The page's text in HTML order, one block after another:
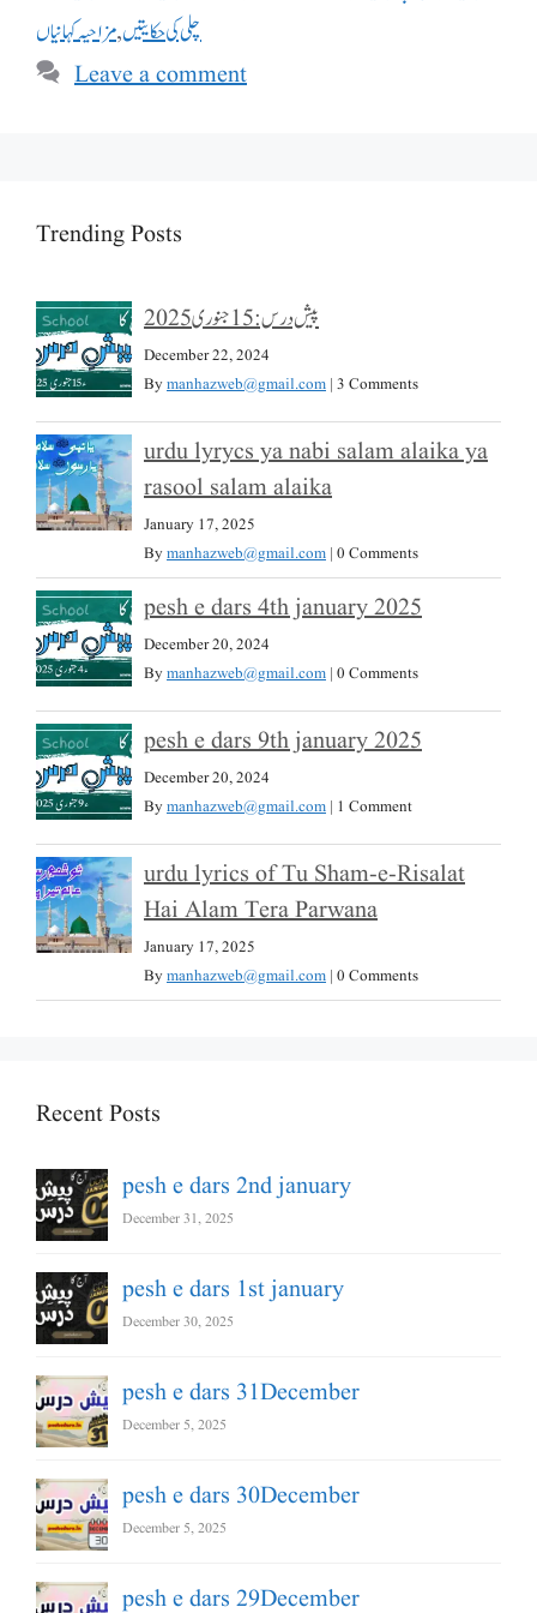
چلی کی حکایتیں,مزاحیہ کہانیاں
Leave a comment
Trending Posts
پیش درس: 15 جنوری 2025
December 22, 2024
Bymanhazweb@gmail.com | 3 Comments
urdu lyrycs ya nabi salam alaika ya
rasool salam alaika
January 17, 2025
Bymanhazweb@gmail.com | 0 Comments
pesh e dars 4th january 2025
December 20, 2024
Bymanhazweb@gmail.com | 0 Comments
pesh e dars 9th january 2025
December 20, 2024
Bymanhazweb@gmail.com | 1 Comment
urdu lyrics of Tu Sham-e-Risalat
Hai Alam Tera Parwana
January 17, 2025
Bymanhazweb@gmail.com | 0 Comments
Recent Posts
pesh e dars 2nd january
December 31, 2025
pesh e dars 1st january
December 30, 2025
pesh e dars 31December
December 5, 2025
pesh e dars 30December
December 5, 2025
pesh e dars 29December